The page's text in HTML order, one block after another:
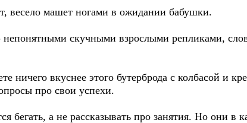
весело машет ногами в ожидании бабушки.
непонятными скучными взрослыми репликами,
ничего вкуснее этого бутерброда с колбасой и
про свои успехи.
бегать, а не рассказывать про занятия. Но они в